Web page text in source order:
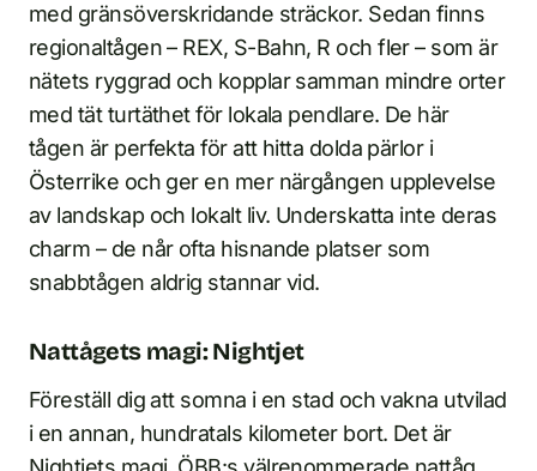
med gränsöverskridande sträckor. Sedan finns
regionaltågen – REX, S-Bahn, R och fler – som är
nätets ryggrad och kopplar samman mindre orter
med tät turtäthet för lokala pendlare. De här
tågen är perfekta för att hitta dolda pärlor i
Österrike och ger en mer närgången upplevelse
av landskap och lokalt liv. Underskatta inte deras
charm – de når ofta hisnande platser som
snabbtågen aldrig stannar vid.
Nattågets magi: Nightjet
Föreställ dig att somna i en stad och vakna utvilad
i en annan, hundratals kilometer bort. Det är